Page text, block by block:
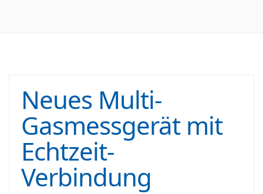
Neues Multi-
Gasmessgerät mit
Echtzeit-
Verbindung